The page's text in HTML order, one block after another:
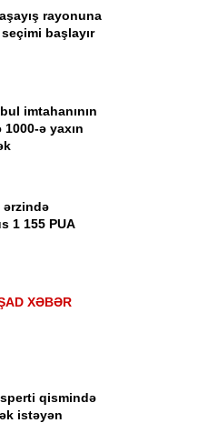
rayonuna
başlayır
imtahanının
ə yaxın
ərzində
1 155 PUA
XƏBƏR
qismində
istəyən